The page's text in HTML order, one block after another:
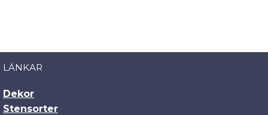
LÄNKAR
Dekor
Stensorter